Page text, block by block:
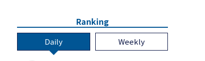
Ranking
Daily Weekly